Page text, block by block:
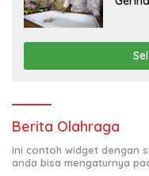
Berita Olahraga
Ini contoh widget dengan
anda bisa mengaturnya